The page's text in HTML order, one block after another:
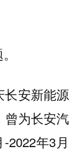
长安新能源
曾为长安汽
2022年3月